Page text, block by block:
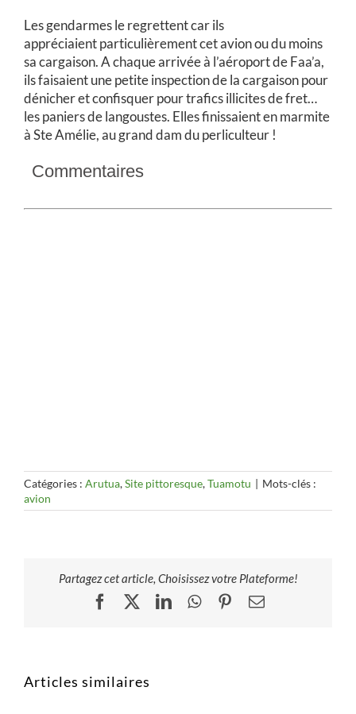
Les gendarmes le regrettent car ils
appréciaient particulièrement cet avion ou du moins
sa cargaison. A chaque arrivée à l’aéroport de Faa’a,
ils faisaient une petite inspection de la cargaison pour
dénicher et confisquer pour trafics illicites de fret…
les paniers de langoustes. Elles finissaient en marmite
à Ste Amélie, au grand dam du perliculteur !
Commentaires
Catégories : Arutua,Site pittoresque,Tuamotu | Mots-clés :
avion
Partagez cet article, Choisissez votre Plateforme!
FacebookLinkedInWhatsApp
Pinterest
Email
Articles similaires